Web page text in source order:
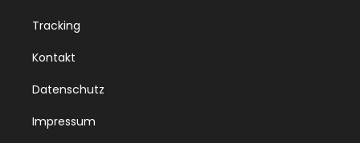
Tracking
Kontakt
Datenschutz
Impressum